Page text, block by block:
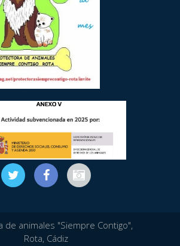
de animales "Siempre Contigo",
Rota, Cádiz